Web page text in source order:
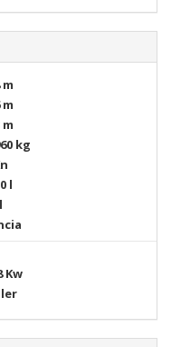
m
m
m
kg
l
Kw